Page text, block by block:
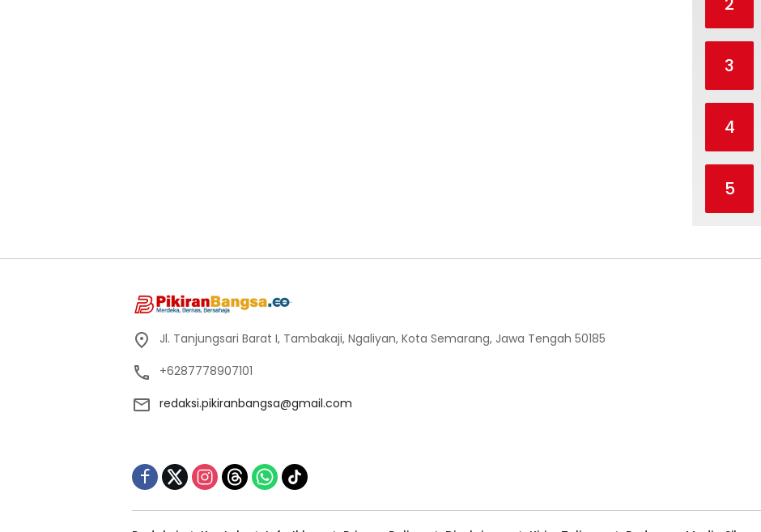
3
4
5
Jl. Tanjungsari Barat I, Tambakaji, Ngaliyan, Kota Semarang, Jawa Tengah 50185
+6287778907101
redaksi.pikiranbangsa@gmail.com